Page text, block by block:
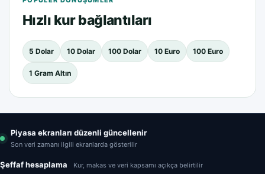
Hızlı kur bağlantıları
5 Dolar 10 Dolar 100 Dolar 10 Euro 100 Euro
1 Gram Altın
Piyasa ekranları düzenli güncellenir
Son veri zamanı ilgili ekranlarda gösterilir
Şeffaf hesaplama Kur, makas ve veri kapsamı açıkça belirtilir